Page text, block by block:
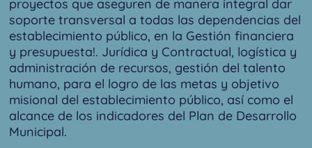
proyectos que aseguren de manera integral dar
soporte transversal a todas las dependencias del
establecimiento público, en la Gestión financiera
y presupuesta!. Jurídica y Contractual, logística y
administración de recursos, gestión del talento
humano, para el logro de las metas y objetivo
misional del establecimiento público, así como el
alcance de los indicadores del Plan de Desarrollo
Municipal.